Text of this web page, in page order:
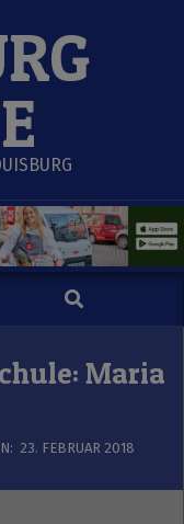
Search
Maria
23. FEBRUAR 2018